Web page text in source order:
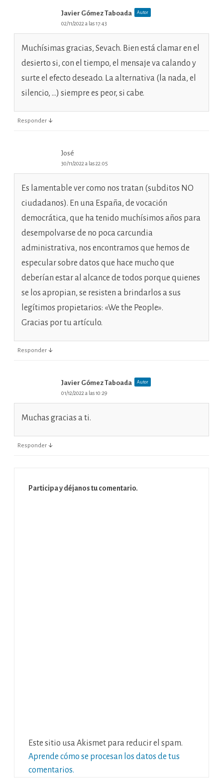
Javier Gómez Taboada Autor
02/11/2022 a las 17:43
Muchísimas gracias, Sevach. Bien está clamar en el
desierto si, con el tiempo, el mensaje va calando y
surte el efecto deseado. La alternativa (la nada, el
silencio, …) siempre es peor, si cabe.
Responder ↓
José
30/11/2022 a las 22:05
Es lamentable ver como nos tratan (subditos NO
ciudadanos). En una España, de vocación
democrática, que ha tenido muchísimos años para
desempolvarse de no poca carcundia
administrativa, nos encontramos que hemos de
especular sobre datos que hace mucho que
deberían estar al alcance de todos porque quienes
se los apropian, se resisten a brindarlos a sus
legítimos propietarios: «We the People».
Gracias por tu artículo.
Responder ↓
Javier Gómez Taboada Autor
01/12/2022 a las 10:29
Muchas gracias a ti.
Responder ↓
Participa y déjanos tu comentario.
Este sitio usa Akismet para reducir el spam.
Aprende cómo se procesan los datos de tus
comentarios.